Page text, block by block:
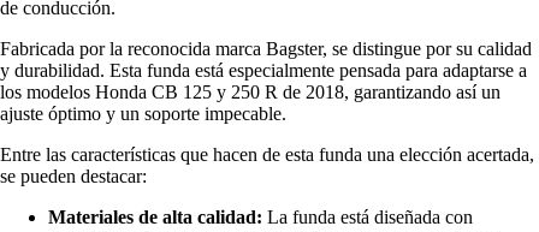
de conducción.
Fabricada por la reconocida marca Bagster, se distingue por su calidad
y durabilidad. Esta funda está especialmente pensada para adaptarse a
los modelos Honda CB 125 y 250 R de 2018, garantizando así un
ajuste óptimo y un soporte impecable.
Entre las características que hacen de esta funda una elección acertada,
se pueden destacar:
Materiales de alta calidad: La funda está diseñada con